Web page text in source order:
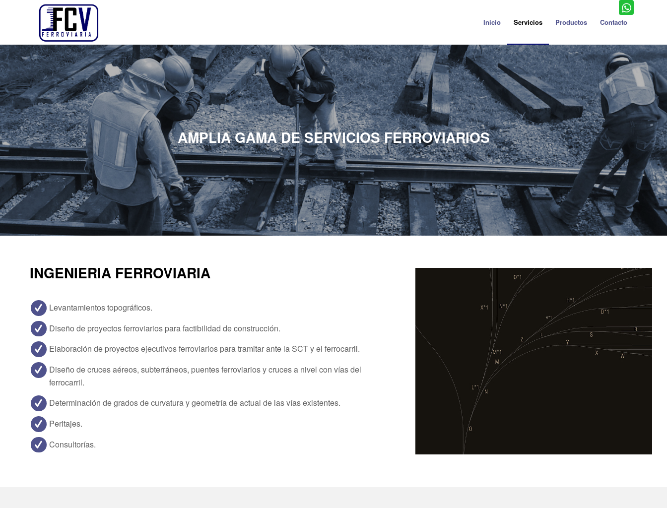
Inicio Servicios Productos Contacto
AMPLIA GAMA DE SERVICIOS FERROVIARIOS
INGENIERIA FERROVIARIA
Levantamientos topográficos.
Diseño de proyectos ferroviarios para factibilidad de construcción.
Elaboración de proyectos ejecutivos ferroviarios para tramitar ante la SCT y el ferrocarril.
Diseño de cruces aéreos, subterráneos, puentes ferroviarios y cruces a nivel con vías del
ferrocarril.
Determinación de grados de curvatura y geometría de actual de las vías existentes.
Peritajes.
Consultorías.